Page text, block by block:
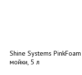
Shine Systems
мойки, 5 л